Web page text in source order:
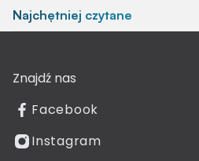
Najchętniej czytane
Znajdź nas
Facebook
Instagram